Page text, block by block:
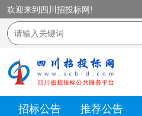
欢迎来到四川招投标网!
招标公告 推荐公告